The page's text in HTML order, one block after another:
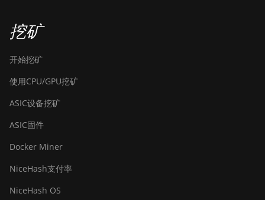
挖矿
开始挖矿
使用CPU/GPU挖矿
ASIC设备挖矿
ASIC固件
Docker Miner
NiceHash支付率
NiceHash OS